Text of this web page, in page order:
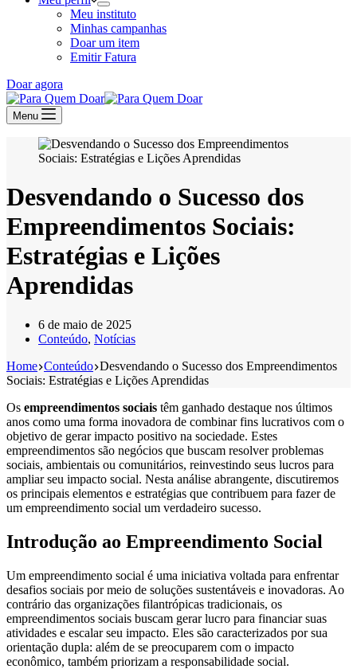
Meu instituto
Minhas campanhas
Doar um item
Emitir Fatura
Doar agora
Menu
Desvendando o Sucesso dos
Empreendimentos Sociais:
Estratégias e Lições
Aprendidas
6 de maio de 2025
Conteúdo, Notícias
Home Conteúdo Desvendando o Sucesso dos Empreendimentos
Sociais: Estratégias e Lições Aprendidas
Os empreendimentos sociais têm ganhado destaque nos últimos
anos como uma forma inovadora de combinar fins lucrativos com o
objetivo de gerar impacto positivo na sociedade. Estes
empreendimentos são negócios que buscam resolver problemas
sociais, ambientais ou comunitários, reinvestindo seus lucros para
ampliar seu impacto social. Nesta análise abrangente, discutiremos
os principais elementos e estratégias que contribuem para fazer de
um empreendimento social um verdadeiro sucesso.
Introdução ao Empreendimento Social
Um empreendimento social é uma iniciativa voltada para enfrentar
desafios sociais por meio de soluções sustentáveis e inovadoras. Ao
contrário das organizações filantrópicas tradicionais, os
empreendimentos sociais buscam gerar lucro para financiar suas
atividades e escalar seu impacto. Eles são caracterizados por sua
orientação dupla: além de se preocuparem com o impacto
econômico, também priorizam a responsabilidade social.